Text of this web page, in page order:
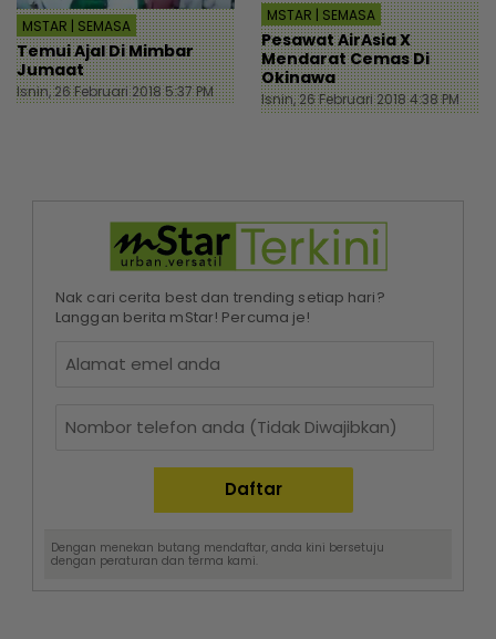
MSTAR | SEMASA
Temui Ajal Di Mimbar
Jumaat
Isnin, 26 Februari 2018 5:37 PM
MSTAR | SEMASA
Pesawat AirAsia X
Mendarat Cemas Di
Okinawa
Isnin, 26 Februari 2018 4:38 PM
Nak cari cerita best dan trending setiap hari?
Langgan berita mStar! Percuma je!
Dengan menekan butang mendaftar, anda kini bersetuju
dengan peraturan dan terma kami.